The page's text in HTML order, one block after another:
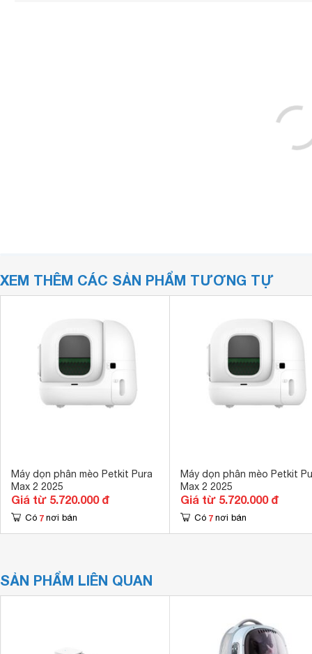
XEM THÊM CÁC SẢN PHẨM TƯƠNG TỰ
Máy dọn phân mèo Petkit Pura
Max 2 2025
Giá từ 5.720.000 đ
Có 7 nơi bán
Máy dọn phân mèo Petkit
Max 2 2025
Giá từ 5.720.000 đ
Có 7 nơi bán
SẢN PHẨM LIÊN QUAN